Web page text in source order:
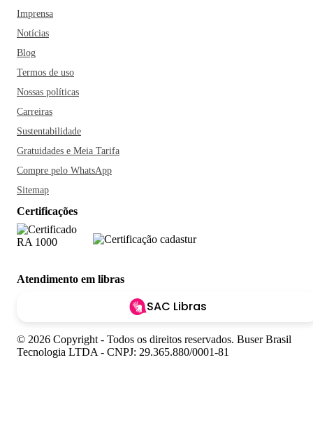
Imprensa
Notícias
Blog
Termos de uso
Nossas políticas
Carreiras
Sustentabilidade
Gratuidades e Meia Tarifa
Compre pelo WhatsApp
Sitemap
Certificações
Atendimento em libras
SAC Libras
© 2026 Copyright - Todos os direitos reservados. Buser Brasil
Tecnologia LTDA - CNPJ: 29.365.880/0001-81